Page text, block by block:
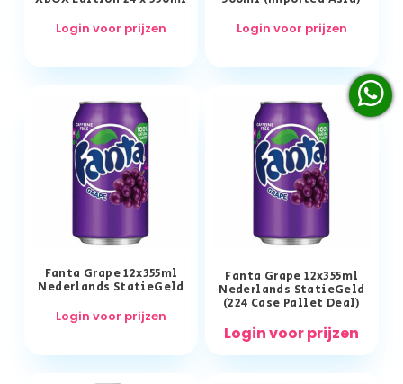
Login voor prijzen
Login voor prijzen
Fanta Grape 12x355ml
Nederlands StatieGeld
Login voor prijzen
Fanta Grape 12x355ml
Nederlands StatieGeld
(224 Case Pallet Deal)
Login voor prijzen